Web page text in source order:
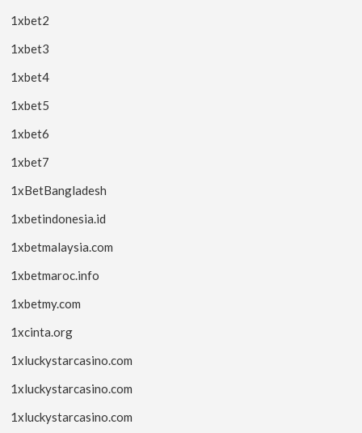
1xbet2
1xbet3
1xbet4
1xbet5
1xbet6
1xbet7
1xBetBangladesh
1xbetindonesia.id
1xbetmalaysia.com
1xbetmaroc.info
1xbetmy.com
1xcinta.org
1xluckystarcasino.com
1xluckystarcasino.com
1xluckystarcasino.com